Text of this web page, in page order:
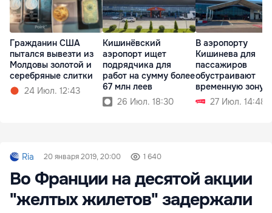
Гражданин США
пытался вывезти из
Молдовы золотой и
серебряные слитки
24 Июл. 12:43
Кишинёвский
аэропорт ищет
подрядчика для
работ на сумму более
67 млн леев
26 Июл. 18:30
В аэропорту
Кишинева для
пассажиров
обустраивают
временную зону
перед посадкой
27 Июл. 14:48
Ria 20 января 2019, 20:00 1 640
Во Франции на десятой акции
"желтых жилетов" задержали